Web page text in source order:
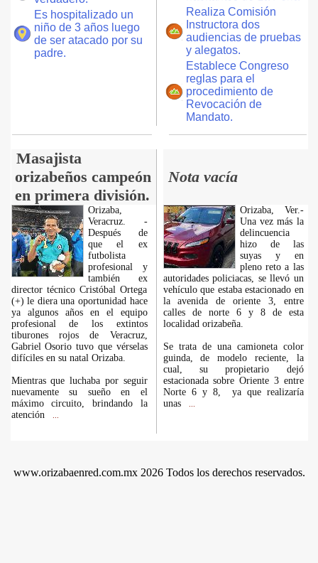
Es hospitalizado un
niño de 3 años luego
de ser atacado por su
padre.
Realiza Comisión
Instructora dos
audiencias de pruebas
y alegatos.
Establece Congreso
reglas para el
procedimiento de
Revocación de
Mandato.
Masajista
orizabeños campeón
en primera división.
Nota vacía
Orizaba,
Veracruz. -
Después de
que el ex
futbolista
profesional y
también ex
director técnico Cristóbal Ortega
(+) le diera una oportunidad hace
ya algunos años en el equipo
profesional de los extintos
tiburones rojos de Veracruz,
Gabriel Osorio tuvo que vérselas
difíciles en su natal Orizaba.
Mientras que luchaba por seguir
nuevamente su sueño en el
máximo circuito, brindando la
atención
Orizaba, Ver.-
Una vez más la
delincuencia
hizo de las
suyas y en
pleno reto a las
autoridades policiacas, se llevó un
vehículo que estaba estacionado en
la avenida de oriente 3, entre
calles de norte 6 y 8 de esta
localidad orizabeña.
Se trata de una camioneta color
guinda, de modelo reciente, la
cual, su propietario dejó
estacionada sobre Oriente 3 entre
Norte 6 y 8, ya que realizaría
unas
www.orizabaenred.com.mx 2026 Todos los derechos reservados.